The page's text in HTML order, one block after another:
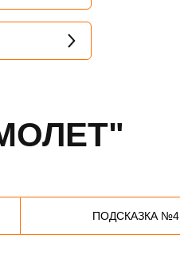
ПОДСКАЗКА №4